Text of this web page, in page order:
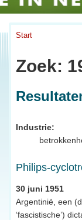
Start
Zoek:
Industrie:
Philips-
30 juni 1951
Argentinië, een
‘fascistische’)